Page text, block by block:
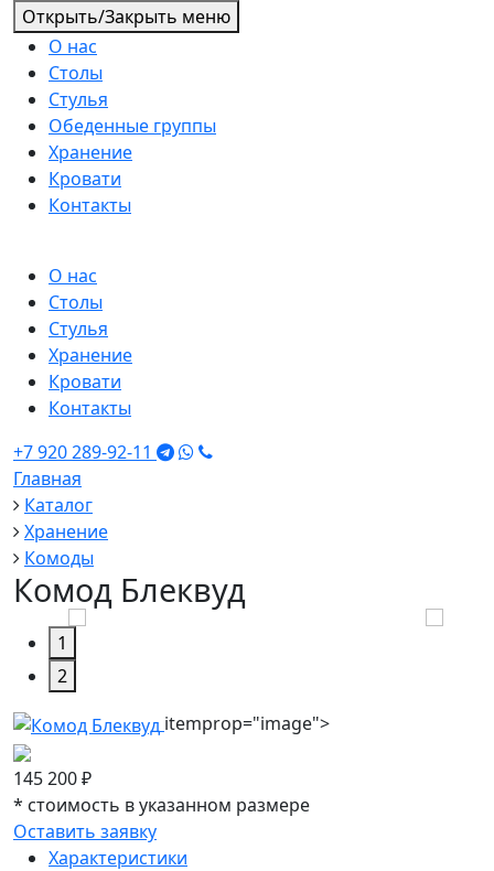
Открыть/Закрыть меню
О нас
Столы
Стулья
Обеденные группы
Хранение
Кровати
Контакты
О нас
Столы
Стулья
Хранение
Кровати
Контакты
+7 920 289-92-11
Главная
Каталог
Хранение
Комоды
Комод Блеквуд
1
2
itemprop="image">
145 200₽
* стоимость в указанном размере
Оставить заявку
Характеристики